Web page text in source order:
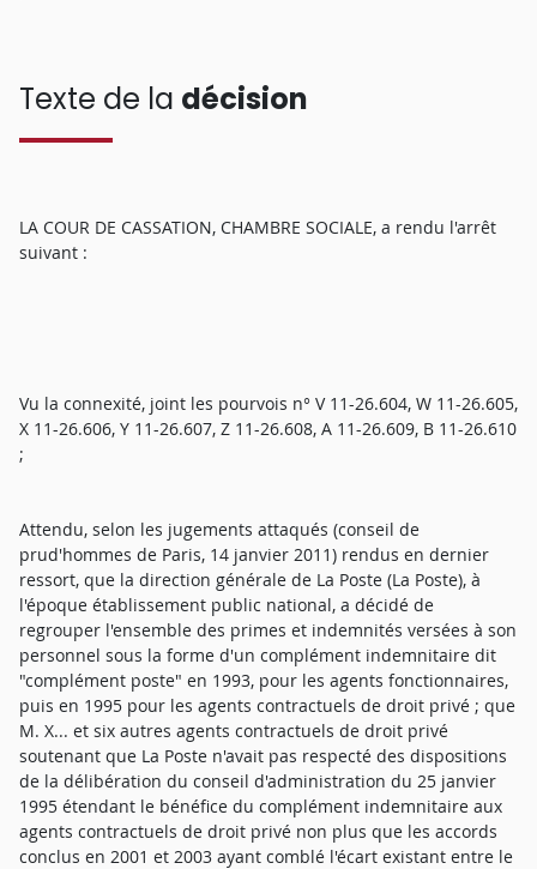
Texte de la décision
LA COUR DE CASSATION, CHAMBRE SOCIALE, a rendu l'arrêt
suivant :
Vu la connexité, joint les pourvois n° V 11-26.604, W 11-26.605,
X 11-26.606, Y 11-26.607, Z 11-26.608, A 11-26.609, B 11-26.610
;
Attendu, selon les jugements attaqués (conseil de
prud'hommes de Paris, 14 janvier 2011) rendus en dernier
ressort, que la direction générale de La Poste (La Poste), à
l'époque établissement public national, a décidé de
regrouper l'ensemble des primes et indemnités versées à son
personnel sous la forme d'un complément indemnitaire dit
"complément poste" en 1993, pour les agents fonctionnaires,
puis en 1995 pour les agents contractuels de droit privé ; que
M. X... et six autres agents contractuels de droit privé
soutenant que La Poste n'avait pas respecté des dispositions
de la délibération du conseil d'administration du 25 janvier
1995 étendant le bénéfice du complément indemnitaire aux
agents contractuels de droit privé non plus que les accords
conclus en 2001 et 2003 ayant comblé l'écart existant entre le